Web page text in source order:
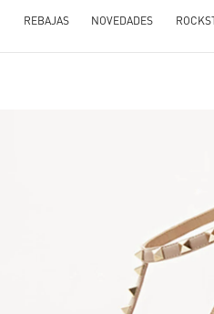
REBAJAS NOVEDADES